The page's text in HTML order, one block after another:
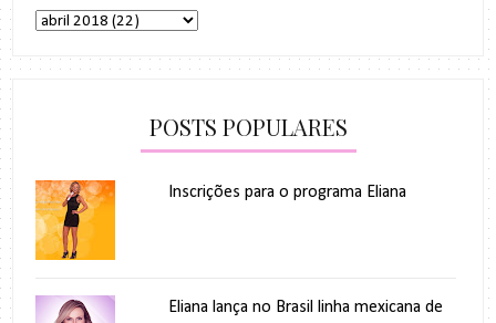
POSTS POPULARES
Inscrições para o programa Eliana
Eliana lança no Brasil linha mexicana de